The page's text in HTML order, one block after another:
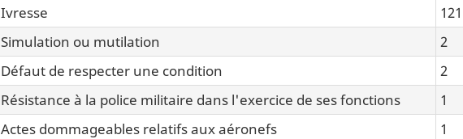
Ivresse 121
Simulation ou mutilation 2
Défaut de respecter une condition 2
Résistance à la police militaire dans l'exercice de ses fonctions 1
Actes dommageables relatifs aux aéronefs 1